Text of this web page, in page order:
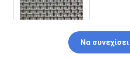
Να συνεχίσει